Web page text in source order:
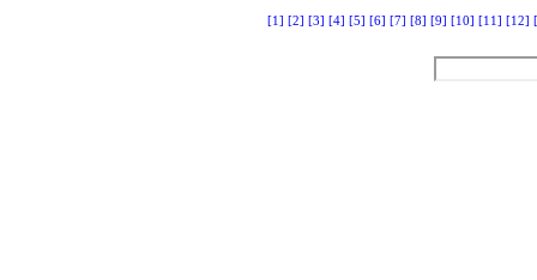
[1] [2] [3] [4] [5] [6] [7] [8] [9] [10] [11] [12]